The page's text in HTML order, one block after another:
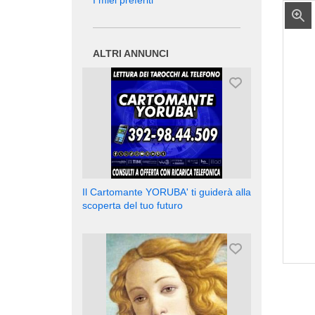
ALTRI ANNUNCI
Il Cartomante YORUBA' ti guiderà alla
scoperta del tuo futuro